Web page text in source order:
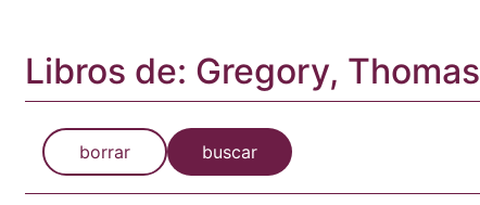
Libros de: Gregory, Thomas
borrar buscar